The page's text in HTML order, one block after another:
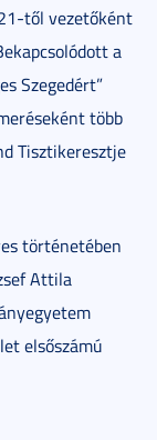
től vezetőként
a
Szegedért”
több
Tisztikeresztje
történetében
Attila
elsőszámú